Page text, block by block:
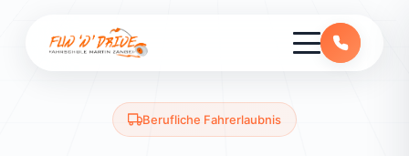
Berufliche Fahrerlaubnis